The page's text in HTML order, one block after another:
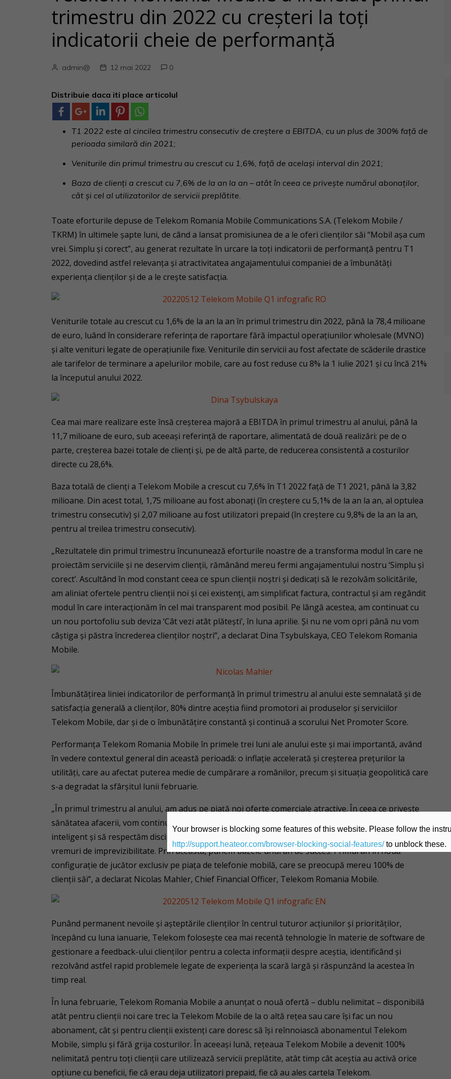
trimestru din 2022 cu creșteri la toți
indicatorii cheie de performanță
admin@ 12 mai 2022 0
Distribuie daca iti place articolul
T1 2022 este al cincilea trimestru consecutiv de creștere a EBITDA, cu un plus de 300% față de
perioada similară din 2021;
Veniturile din primul trimestru au crescut cu 1,6%, față de același interval din 2021;
Baza de clienți a crescut cu 7,6% de la an la an – atât în ceea ce privește numărul abonaților,
cât și cel al utilizatorilor de servicii preplătite.
Toate eforturile depuse de Telekom Romania Mobile Communications S.A. (Telekom Mobile /
TKRM) în ultimele șapte luni, de când a lansat promisiunea de a le oferi clienților săi “Mobil așa cum
vrei. Simplu și corect”, au generat rezultate în urcare la toți indicatorii de performanță pentru T1
2022, dovedind astfel relevanța și atractivitatea angajamentului companiei de a îmbunătăți
experiența clienților și de a le crește satisfacția.
Veniturile totale au crescut cu 1,6% de la an la an în primul trimestru din 2022, până la 78,4 milioane
de euro, luând în considerare referința de raportare fără impactul operațiunilor wholesale (MVNO)
și alte venituri legate de operațiunile fixe. Veniturile din servicii au fost afectate de scăderile drastice
ale tarifelor de terminare a apelurilor mobile, care au fost reduse cu 8% la 1 iulie 2021 și cu încă 21%
la începutul anului 2022.
Cea mai mare realizare este însă creșterea majoră a EBITDA în primul trimestru al anului, până la
11,7 milioane de euro, sub aceeași referință de raportare, alimentată de două realizări: pe de o
parte, creșterea bazei totale de clienți și, pe de altă parte, de reducerea consistentă a costurilor
directe cu 28,6%.
Baza totală de clienți a Telekom Mobile a crescut cu 7,6% în T1 2022 față de T1 2021, până la 3,82
milioane. Din acest total, 1,75 milioane au fost abonați (în creștere cu 5,1% de la an la an, al optulea
trimestru consecutiv) și 2,07 milioane au fost utilizatori prepaid (în creștere cu 9,8% de la an la an,
pentru al treilea trimestru consecutiv).
„Rezultatele din primul trimestru încununează eforturile noastre de a transforma modul în care ne
proiectăm serviciile și ne deservim clienții, rămânând mereu fermi angajamentului nostru ‘Simplu și
corect’. Ascultând în mod constant ceea ce spun clienții noștri și dedicați să le rezolvăm solicitările,
am aliniat ofertele pentru clienții noi și cei existenți, am simplificat factura, contractul și am regândit
modul în care interacționăm în cel mai transparent mod posibil. Pe lângă acestea, am continuat cu
un nou portofoliu sub deviza ‘Cât vezi atât plătești’, în luna aprilie. Și nu ne vom opri până nu vom
câștiga și păstra încrederea clienților noștri”, a declarat Dina Tsybulskaya, CEO Telekom Romania
Mobile.
Îmbunătățirea liniei indicatorilor de performanță în primul trimestru al anului este semnalată și de
satisfacția generală a clienților, 80% dintre aceștia fiind promotori ai produselor și serviciilor
Telekom Mobile, dar și de o îmbunătățire constantă și continuă a scorului Net Promoter Score.
Performanța Telekom Romania Mobile în primele trei luni ale anului este și mai importantă, având
în vedere contextul general din această perioadă: o inflație accelerată și creșterea prețurilor la
utilități, care au afectat puterea medie de cumpărare a românilor, precum și situația geopolitică care
s-a degradat la sfârșitul lunii februarie.
„În primul trimestru al anului, am adus pe piață noi oferte comerciale atractive. În ceea ce privește
sănătatea afacerii, vom continua să ne străduim să luăm deciziile corecte, să investim într-un mod
inteligent și să respectăm disciplina strictă a costurilor, care ne va ajuta să ne impunem în aceste
vremuri de imprevizibilitate. Prin aceasta, punem bazele unui an de succes. Primul an în noua
configurație de jucător exclusiv pe piața de telefonie mobilă, care se preocupă mereu 100% de
clienții săi”, a declarat Nicolas Mahler, Chief Financial Officer, Telekom Romania Mobile.
Punând permanent nevoile și așteptările clienților în centrul tuturor acțiunilor și priorităților,
începând cu luna ianuarie, Telekom folosește cea mai recentă tehnologie în materie de software de
gestionare a feedback-ului clienților pentru a colecta informații despre aceștia, identificând și
rezolvând astfel rapid problemele legate de experiența la scară largă și răspunzând la acestea în
timp real.
În luna februarie, Telekom Romania Mobile a anunțat o nouă ofertă – dublu nelimitat – disponibilă
atât pentru clienții noi care trec la Telekom Mobile de la o altă rețea sau care își fac un nou
abonament, cât și pentru clienții existenți care doresc să își reînnoiască abonamentul Telekom
Mobile, simplu și fără grija costurilor. În aceeași lună, rețeaua Telekom Mobile a devenit 100%
nelimitată pentru toți clienții care utilizează servicii preplătite, atât timp cât aceștia au activă orice
opțiune cu beneficii, fie că erau deja utilizatori prepaid, fie că au ales cartela Telekom.
Your browser is blocking some features of this website. Please follow the
http://support.heateor.com/browser-blocking-social-features/to unblock these.